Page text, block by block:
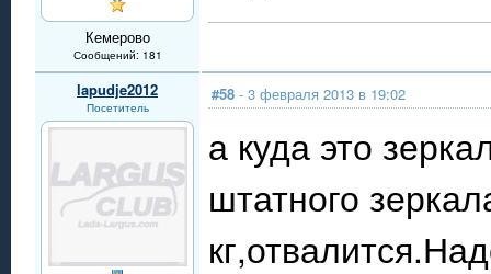
Кемерово
Сообщений: 181
lapudje2012
Посетитель
#58 - 3 февраля 2013 в 19:02
а куда это
штатного